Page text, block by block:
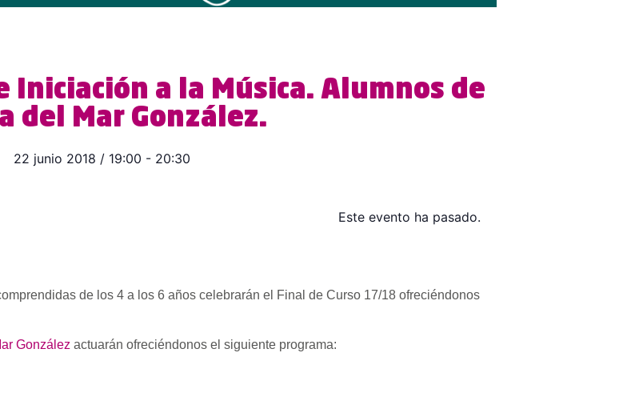
Iniciación a la Música. Alumnos de
del Mar González.
22 junio 2018 / 19:00 - 20:30
Este evento ha pasado.
de los 4 a los 6 años celebrarán el Final de Curso 17/18 ofreciéndonos
González actuarán ofreciéndonos el siguiente programa: